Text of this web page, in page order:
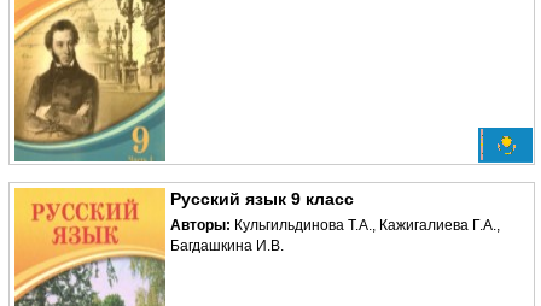
Русский язык 9 класс
Авторы: Кульгильдинова Т.А., Кажигалиева Г.А.,
Багдашкина И.В.